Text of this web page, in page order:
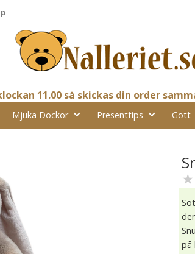
11.00 så skickas din order
Mjuka Dockor Presenttips Gott
★
på